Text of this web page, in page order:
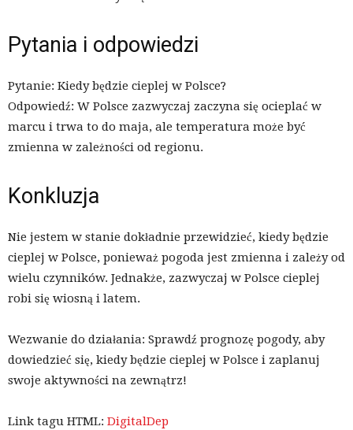
Pytania i odpowiedzi
Pytanie: Kiedy będzie cieplej w Polsce?
Odpowiedź: W Polsce zazwyczaj zaczyna się ocieplać w
marcu i trwa to do maja, ale temperatura może być
zmienna w zależności od regionu.
Konkluzja
Nie jestem w stanie dokładnie przewidzieć, kiedy będzie
cieplej w Polsce, ponieważ pogoda jest zmienna i zależy od
wielu czynników. Jednakże, zazwyczaj w Polsce cieplej
robi się wiosną i latem.
Wezwanie do działania: Sprawdź prognozę pogody, aby
dowiedzieć się, kiedy będzie cieplej w Polsce i zaplanuj
swoje aktywności na zewnątrz!
Link tagu HTML: DigitalDep